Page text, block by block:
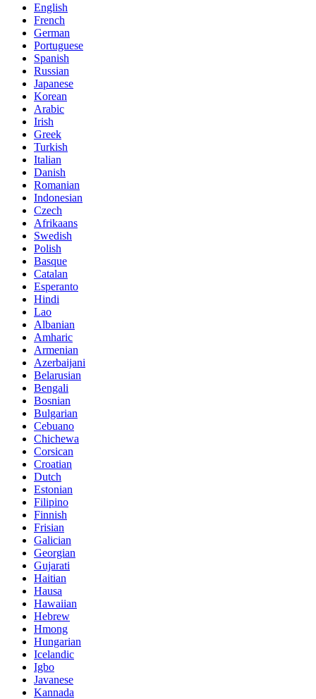
English
French
German
Portuguese
Spanish
Russian
Japanese
Korean
Arabic
Irish
Greek
Turkish
Italian
Danish
Romanian
Indonesian
Czech
Afrikaans
Swedish
Polish
Basque
Catalan
Esperanto
Hindi
Lao
Albanian
Amharic
Armenian
Azerbaijani
Belarusian
Bengali
Bosnian
Bulgarian
Cebuano
Chichewa
Corsican
Croatian
Dutch
Estonian
Filipino
Finnish
Frisian
Galician
Georgian
Gujarati
Haitian
Hausa
Hawaiian
Hebrew
Hmong
Hungarian
Icelandic
Igbo
Javanese
Kannada